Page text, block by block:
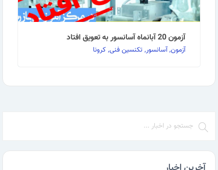
آزمون 20 آبانماه آسانسور به تعویق افتاد
آزمون, آسانسور, تکنسین فنی, کرونا